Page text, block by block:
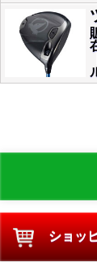
ショッ